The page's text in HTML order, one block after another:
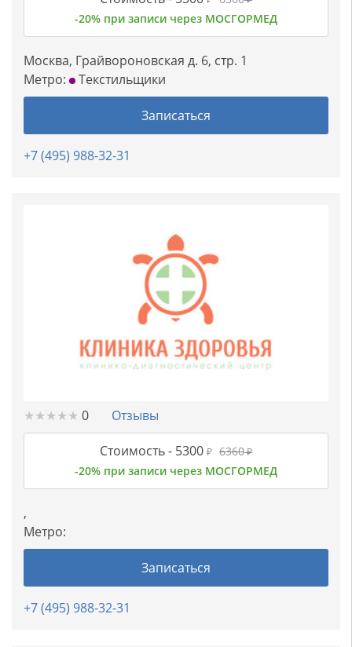
-20% при записи через МОСГОРМЕД
Москва, Грайвороновская д. 6, стр. 1
Метро:
Текстильщики
Записаться
+7 (495) 988-32-31
★★★★★
★★★★★ 0 Отзывы
Стоимость - 5300 ₽ 6360₽
-20% при записи через МОСГОРМЕД
,
Метро:
Записаться
+7 (495) 988-32-31